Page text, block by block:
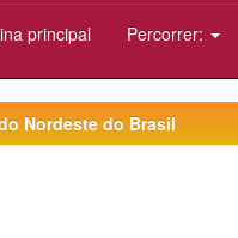
principal Percorrer:
Nordeste do Brasil